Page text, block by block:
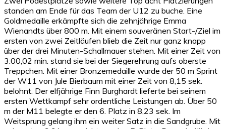
standen am Ende für das Team der U12 zu buche. Eine
Goldmedaille erkämpfte sich die zehnjährige Emma
Wienandts über 800 m. Mit einem souveränen Start-/Ziel im
ersten von zwei Zeitläufen blieb die Zeit nur ganz knapp
über der drei Minuten-Schallmauer stehen. Mit einer Zeit von
3:00,02 min. stand sie bei der Siegerehrung aufs oberste
Treppchen. Mit einer Bronzemedaille wurde der 50 m Sprint
der W11 von Jule Bierbaum mit einer Zeit von 8,15 sek.
belohnt. Der elfjährige Finn Burghardt lieferte bei seinem
ersten Wettkampf sehr ordentliche Leistungen ab. Über 50
m der M11 belegte er den 6. Platz in 8,23 sek. Im
Weitsprung gelang ihm ein weiter Satz in die Sandgrube. Mit